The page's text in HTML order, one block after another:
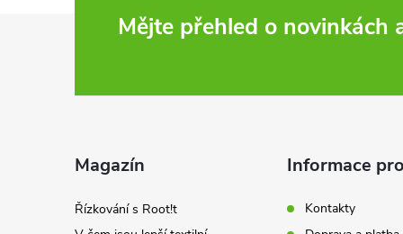
s
Mějte přehled o novinkách
Magazín
Řízkování s Root!t
Informace
Kontakty